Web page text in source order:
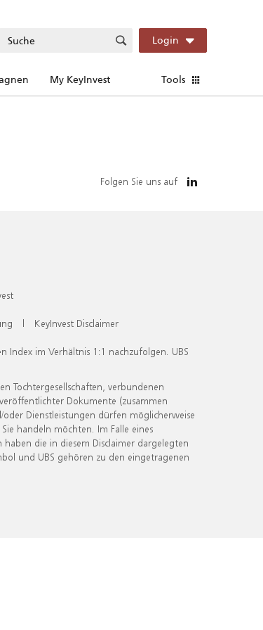
Login
My KeyInvest Tools
Folgen Sie uns auf
| KeyInvest Disclaimer
Index im Verhältnis 1:1 nachzufolgen. UBS
Tochtergesellschaften, verbundenen
Dokumente (zusammen
Dienstleistungen dürfen möglicherweise
handeln möchten. Im Falle eines
die in diesem Disclaimer dargelegten
und UBS gehören zu den eingetragenen